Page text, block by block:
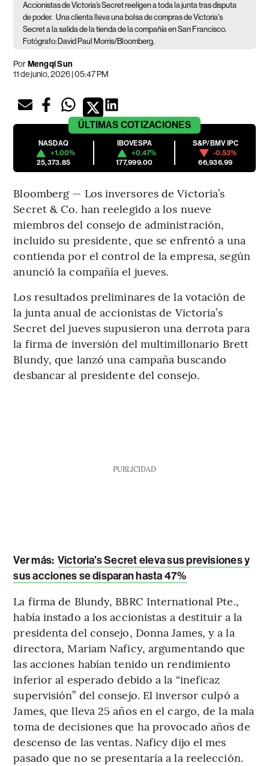
Accionistas de Victoria’s Secret reeligen a toda la junta tras disputa
de poder. Una clienta lleva una bolsa de compras de Victoria's
Secret a la salida de la tienda de la compañía en San Francisco.
Fotógrafo: David Paul Morris/Bloomberg.
PorMengqi Sun
11 de junio, 2026 | 05:47 PM
ÚLTIMAS COTIZACIONES
NASDAQ
+1.00%
25,373.85
IBOVESPA
+0.47%
177,999.00
S&P/BMV IPC
-0.53%
66,936.99
Bloomberg — Los inversores de Victoria’s
Secret & Co. han reelegido a los nueve
miembros del consejo de administración,
incluido su presidente, que se enfrentó a una
contienda por el control de la empresa, según
anunció la compañía el jueves.
Los resultados preliminares de la votación de
la junta anual de accionistas de Victoria’s
Secret del jueves supusieron una derrota para
la firma de inversión del multimillonario Brett
Blundy, que lanzó una campaña buscando
desbancar al presidente del consejo.
PUBLICIDAD
Ver más: Victoria’s Secret eleva sus previsiones y
sus acciones se disparan hasta 47%
La firma de Blundy, BBRC International Pte.,
había instado a los accionistas a destituir a la
presidenta del consejo, Donna James, y a la
directora, Mariam Naficy, argumentando que
las acciones habían tenido un rendimiento
inferior al esperado debido a la “ineficaz
supervisión” del consejo. El inversor culpó a
James, que lleva 25 años en el cargo, de la mala
toma de decisiones que ha provocado años de
descenso de las ventas. Naficy dijo el mes
pasado que no se presentaría a la reelección.